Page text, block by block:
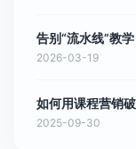
告别“流水线”教
2026-03-19
如何用课程营销
2025-09-30